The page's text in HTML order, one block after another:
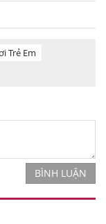
Trẻ Em
BÌNH LUẬN